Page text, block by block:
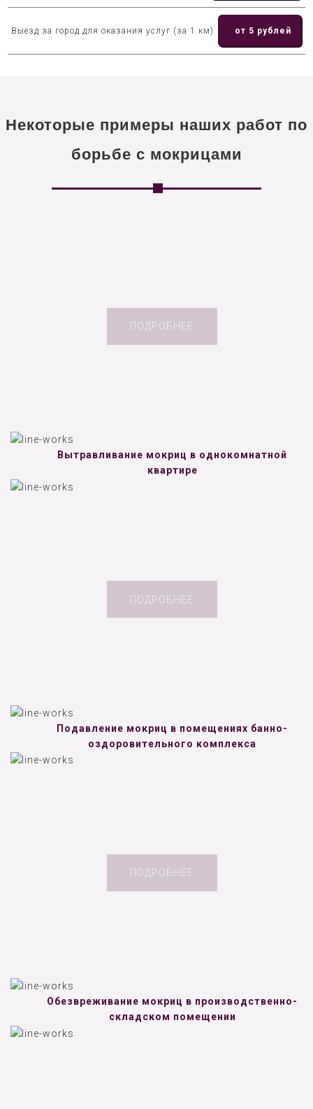
Выезд за город для оказания услуг (за 1 км) от 5 рублей
Некоторые примеры наших работ по
борьбе с мокрицами
ПОДРОБНЕЕ
Вытравливание мокриц в однокомнатной
квартире
ПОДРОБНЕЕ
Подавление мокриц в помещениях банно-
оздоровительного комплекса
ПОДРОБНЕЕ
Обезвреживание мокриц в производственно-
складском помещении